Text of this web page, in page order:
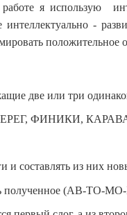
я использую
интеллектуально -
положительное
две или три
ФИНИКИ,
и составлять из
полученное (АВ-ТО-